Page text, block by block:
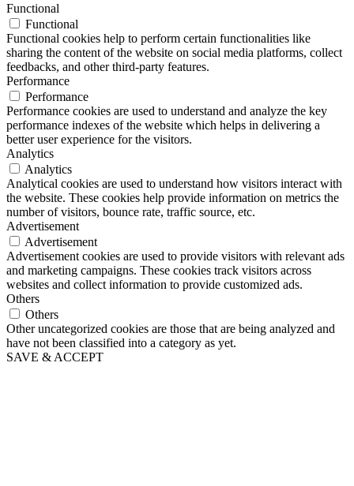
Functional
Functional
Functional cookies help to perform certain functionalities like
sharing the content of the website on social media platforms, collect
feedbacks, and other third-party features.
Performance
Performance
Performance cookies are used to understand and analyze the key
performance indexes of the website which helps in delivering a
better user experience for the visitors.
Analytics
Analytics
Analytical cookies are used to understand how visitors interact with
the website. These cookies help provide information on metrics the
number of visitors, bounce rate, traffic source, etc.
Advertisement
Advertisement
Advertisement cookies are used to provide visitors with relevant ads
and marketing campaigns. These cookies track visitors across
websites and collect information to provide customized ads.
Others
Others
Other uncategorized cookies are those that are being analyzed and
have not been classified into a category as yet.
SAVE & ACCEPT